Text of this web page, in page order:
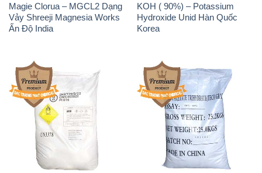
Magie Clorua – MGCL2 Dạng
Vảy Shreeji Magnesia Works
Ấn Độ India
KOH ( 90%) – Potassium
Hydroxide Unid Hàn Quốc
Korea